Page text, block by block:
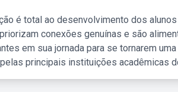
é total ao desenvolvimento dos
conexões genuínas e são
em sua jornada para se tornarem
principais instituições acadêmicas